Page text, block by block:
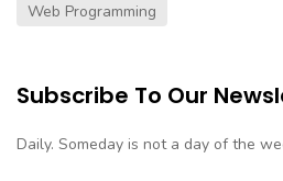
Web Programming
Subscribe To Our
Daily. Someday is not a day of the